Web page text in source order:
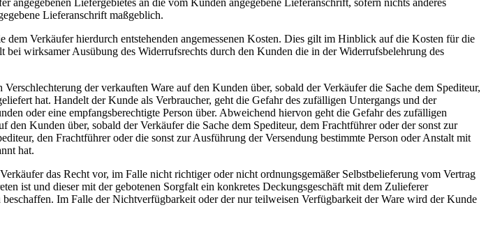
Lieferanschrift maßgeblich.
Verkäufer hierdurch entstehenden angemessenen Kosten. Dies gilt im Hinblick auf die Kosten für die
wirksamer Ausübung des Widerrufsrechts durch den Kunden die in der Widerrufsbelehrung des
der verkauften Ware auf den Kunden über, sobald der Verkäufer die Sache dem Spediteur,
hat. Handelt der Kunde als Verbraucher, geht die Gefahr des zufälligen Untergangs und der
oder eine empfangsberechtigte Person über. Abweichend hiervon geht die Gefahr des zufälligen
Kunden über, sobald der Verkäufer die Sache dem Spediteur, dem Frachtführer oder der sonst zur
den Frachtführer oder die sonst zur Ausführung der Versendung bestimmte Person oder Anstalt mit
hat.
das Recht vor, im Falle nicht richtiger oder nicht ordnungsgemäßer Selbstbelieferung vom Vertrag
ist und dieser mit der gebotenen Sorgfalt ein konkretes Deckungsgeschäft mit dem Zulieferer
Im Falle der Nichtverfügbarkeit oder der nur teilweisen Verfügbarkeit der Ware wird der Kunde